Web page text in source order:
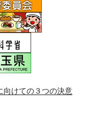
向けての３つの決意